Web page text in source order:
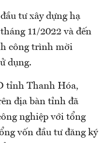
tư xây dựng hạ
11/2022 và đến
công trình mời
dụng.
tỉnh Thanh Hóa,
địa bàn tỉnh đã
nghiệp với tổng
vốn đầu tư đăng ký